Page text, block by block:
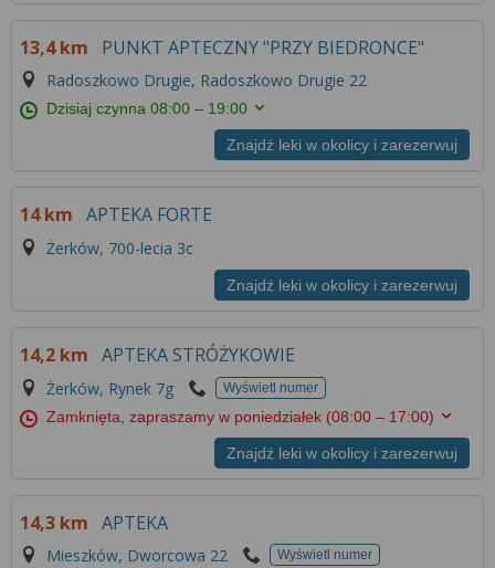
13,4 km PUNKT APTECZNY "PRZY BIEDRONCE"
Radoszkowo Drugie, Radoszkowo Drugie 22
Dzisiaj czynna08:00 – 19:00
Znajdź leki w okolicy i zarezerwuj
14 km APTEKA FORTE
Żerków, 700-lecia 3c
Znajdź leki w okolicy i zarezerwuj
14,2 km APTEKA STRÓŻYKOWIE
Żerków, Rynek 7g Wyświetl numer
Zamknięta, zapraszamy w poniedziałek (08:00 – 17:00)
Znajdź leki w okolicy i zarezerwuj
14,3 km APTEKA
Mieszków, Dworcowa 22 Wyświetl numer